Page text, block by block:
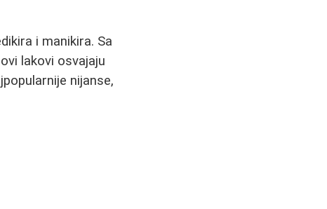
i manikira. Sa
lakovi osvajaju
nijanse,